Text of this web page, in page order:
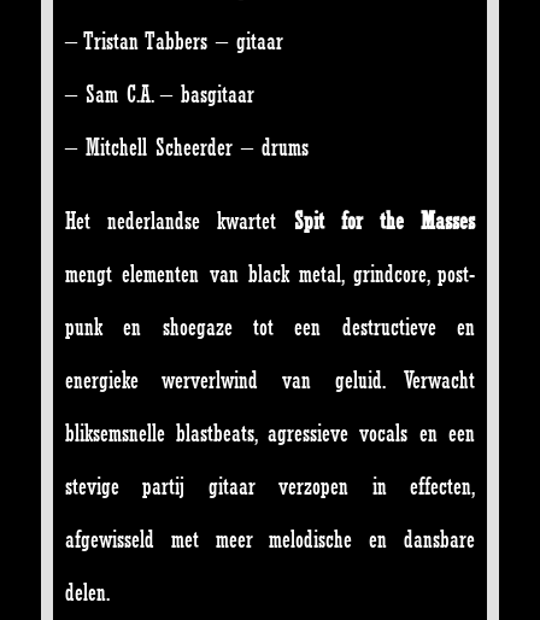
– Tristan Tabbers – gitaar
– Sam C.A. – basgitaar
– Mitchell Scheerder – drums
Het nederlandse kwartet Spit for the Masses
mengt elementen van black metal, grindcore, post-
punk en shoegaze tot een destructieve en
energieke werverlwind van geluid. Verwacht
bliksemsnelle blastbeats, agressieve vocals en een
stevige partij gitaar verzopen in effecten,
afgewisseld met meer melodische en dansbare
delen.